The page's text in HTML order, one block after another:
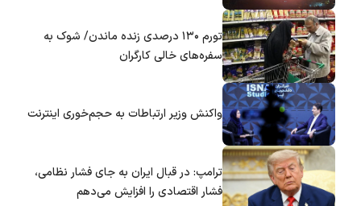
تورم ۱۳۰ درصدی زنده ماندن/ شوک به
سفره‌های خالی کارگران
واکنش وزیر ارتباطات به حجم‌خوری اینترنت
ترامپ: در قبال ایران به جای فشار نظامی،
فشار اقتصادی را افزایش می‌دهم